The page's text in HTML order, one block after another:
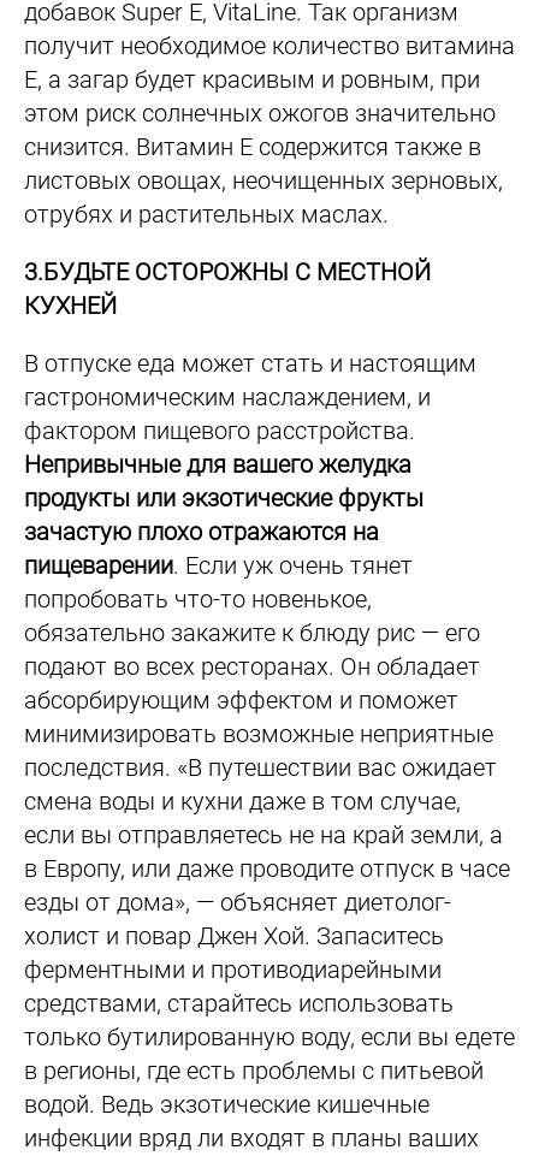
добавок Super E, VitaLine. Так организм
получит необходимое количество витамина
Е, а загар будет красивым и ровным, при
этом риск солнечных ожогов значительно
снизится. Витамин Е содержится также в
листовых овощах, неочищенных зерновых,
отрубях и растительных маслах.
3.БУДЬТЕ ОСТОРОЖНЫ С МЕСТНОЙ
КУХНЕЙ
В отпуске еда может стать и настоящим
гастрономическим наслаждением, и
фактором пищевого расстройства.
Непривычные для вашего желудка
продукты или экзотические фрукты
зачастую плохо отражаются на
пищеварении. Если уж очень тянет
попробовать что-то новенькое,
обязательно закажите к блюду рис — его
подают во всех ресторанах. Он обладает
абсорбирующим эффектом и поможет
минимизировать возможные неприятные
последствия. «В путешествии вас ожидает
смена воды и кухни даже в том случае,
если вы отправляетесь не на край земли, а
в Европу, или даже проводите отпуск в часе
езды от дома», — объясняет диетолог-
холист и повар Джен Хой. Запаситесь
ферментными и противодиарейными
средствами, старайтесь использовать
только бутилированную воду, если вы едете
в регионы, где есть проблемы с питьевой
водой. Ведь экзотические кишечные
инфекции вряд ли входят в планы ваших